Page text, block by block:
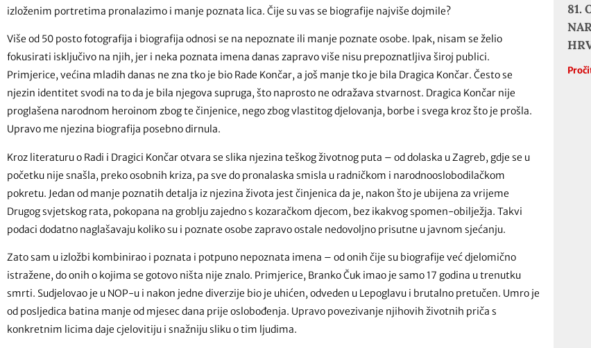
izloženim portretima pronalazimo i manje poznata lica. Čije su vas se biografije najviše dojmile?
Više od 50 posto fotografija i biografija odnosi se na nepoznate ili manje poznate osobe. Ipak, nisam se želio
fokusirati isključivo na njih, jer i neka poznata imena danas zapravo više nisu prepoznatljiva široj publici.
Primjerice, većina mladih danas ne zna tko je bio Rade Končar, a još manje tko je bila Dragica Končar. Često se
njezin identitet svodi na to da je bila njegova supruga, što naprosto ne odražava stvarnost. Dragica Končar nije
proglašena narodnom heroinom zbog te činjenice, nego zbog vlastitog djelovanja, borbe i svega kroz što je prošla.
Upravo me njezina biografija posebno dirnula.
Kroz literaturu o Radi i Dragici Končar otvara se slika njezina teškog životnog puta – od dolaska u Zagreb, gdje se u
početku nije snašla, preko osobnih kriza, pa sve do pronalaska smisla u radničkom i narodnooslobodilačkom
pokretu. Jedan od manje poznatih detalja iz njezina života jest činjenica da je, nakon što je ubijena za vrijeme
Drugog svjetskog rata, pokopana na groblju zajedno s kozaračkom djecom, bez ikakvog spomen-obilježja. Takvi
podaci dodatno naglašavaju koliko su i poznate osobe zapravo ostale nedovoljno prisutne u javnom sjećanju.
Zato sam u izložbi kombinirao i poznata i potpuno nepoznata imena – od onih čije su biografije već djelomično
istražene, do onih o kojima se gotovo ništa nije znalo. Primjerice, Branko Čuk imao je samo 17 godina u trenutku
smrti. Sudjelovao je u NOP-u i nakon jedne diverzije bio je uhićen, odveden u Lepoglavu i brutalno pretučen. Umro je
od posljedica batina manje od mjesec dana prije oslobođenja. Upravo povezivanje njihovih životnih priča s
konkretnim licima daje cjelovitiju i snažniju sliku o tim ljudima.
81.